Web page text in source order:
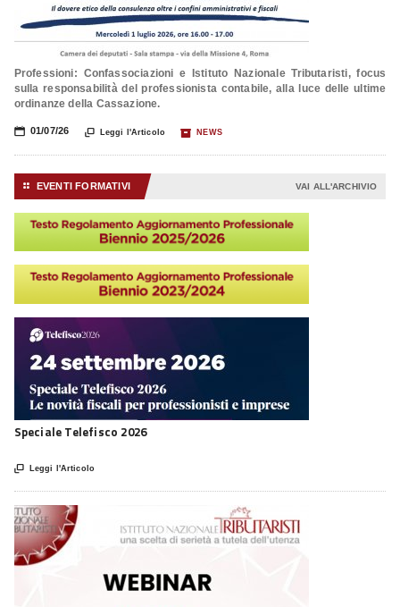
Professioni: Confassociazioni e Istituto Nazionale Tributaristi, focus
sulla responsabilità del professionista contabile, alla luce delle ultime
ordinanze della Cassazione.
📅 01/07/26  Leggi l'Articolo 📦 NEWS
⚏ EVENTI FORMATIVI VAI ALL'ARCHIVIO
Speciale Telefisco 2026
 Leggi l'Articolo